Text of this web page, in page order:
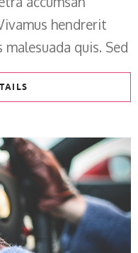
hendrerit
quis. Sed